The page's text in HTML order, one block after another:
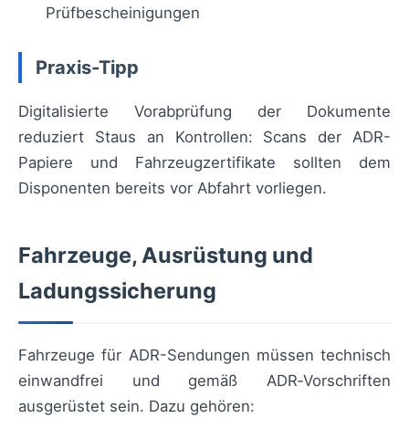
Prüfbescheinigungen
Praxis-Tipp
Digitalisierte Vorabprüfung der Dokumente
reduziert Staus an Kontrollen: Scans der ADR-
Papiere und Fahrzeugzertifikate sollten dem
Disponenten bereits vor Abfahrt vorliegen.
Fahrzeuge, Ausrüstung und
Ladungssicherung
Fahrzeuge für ADR-Sendungen müssen technisch
einwandfrei und gemäß ADR‑Vorschriften
ausgerüstet sein. Dazu gehören: